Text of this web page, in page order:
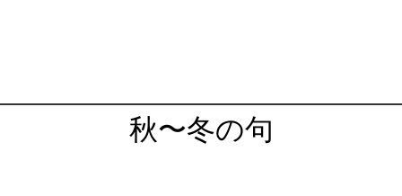
秋〜冬の句